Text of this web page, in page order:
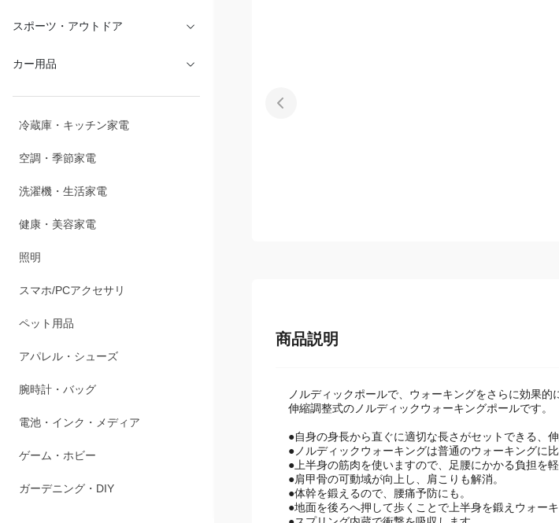
文具・オフィス
スポーツ・アウトドア
カー用品
冷蔵庫・キッチン家電
空調・季節家電
ノルディックポールで、ウォーキングをさらに効果的に
伸縮調整式のノルディックウォーキングポールです。
●自身の身長から直ぐに適切な長さがセットできる、
●ノルディックウォーキングは普通のウォーキングに
●上半身の筋肉を使いますので、足腰にかかる負担を
●肩甲骨の可動域が向上し、肩こりも解消。
●体幹を鍛えるので、腰痛予防にも。